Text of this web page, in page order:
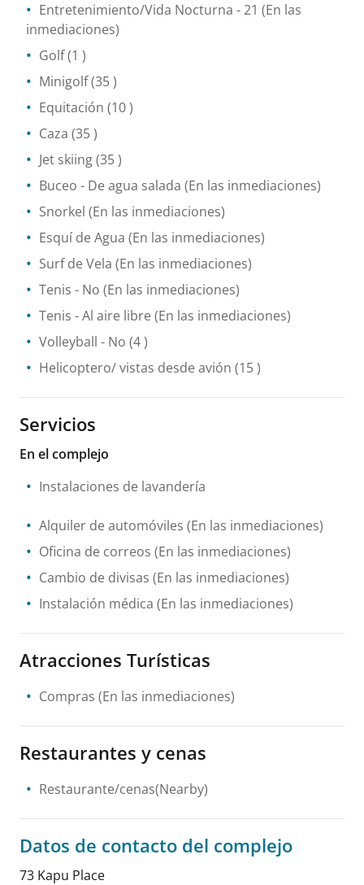
Entretenimiento/Vida Nocturna - 21 (En las
inmediaciones)
Golf(1 )
Minigolf(35 )
Equitación (10 )
Caza (35 )
Jet skiing(35 )
Buceo - De agua salada (En las inmediaciones)
Snorkel (En las inmediaciones)
Esquí de Agua (En las inmediaciones)
Surf de Vela (En las inmediaciones)
Tenis - No (En las inmediaciones)
Tenis - Al aire libre (En las inmediaciones)
Volleyball - No (4 )
Helicoptero/ vistas desde avión (15 )
Servicios
En el complejo
Instalaciones de lavandería
Alquiler de automóviles (En las inmediaciones)
Oficina de correos (En las inmediaciones)
Cambio de divisas (En las inmediaciones)
Instalación médica (En las inmediaciones)
Atracciones Turísticas
Compras (En las inmediaciones)
Restaurantes y cenas
Restaurante/cenas(Nearby)
Datos de contacto del complejo
73 Kapu Place